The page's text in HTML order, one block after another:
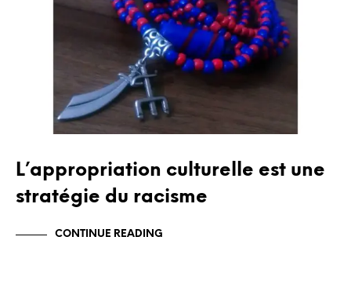
L’appropriation culturelle est une
stratégie du racisme
CONTINUE READING